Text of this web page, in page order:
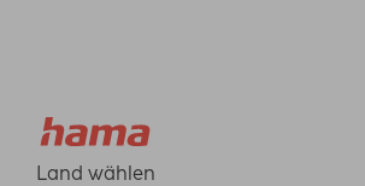
Land wählen